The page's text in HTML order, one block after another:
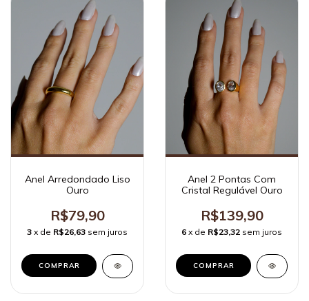
Anel Arredondado Liso
Ouro
R$79,90
3 x de R$26,63 sem juros
COMPRAR
Anel 2 Pontas Com
Cristal Regulável Ouro
R$139,90
6 x de R$23,32 sem juros